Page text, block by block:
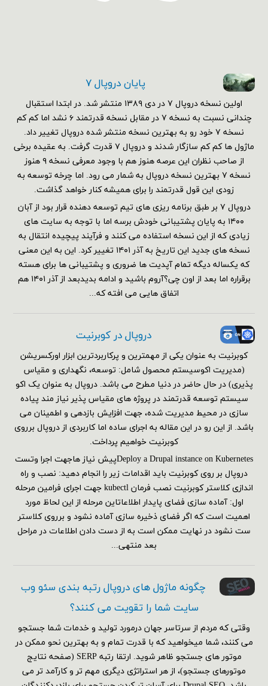
پایان دروپال ۷
اولین نسخه دروپال ۷ در دی ۱۳۸۹ منتشر شد. در ابتدا استقبال
چندانی نسبت به نسخه ۷ در مقابل نسخه قدرتمند ۶ نشد اما کم کم
نسخه ۷ خود رو به بهترین نسخه منتشر شده دروپال تغییر داد.
ماژول ها کم کم سازگار شدند و دروپال ۷ قدرت گرفت. به عقیده برخی
از صاحب نظران این عرصه هنوز هم با وجود معرفی نسخه ۹ هنوز
نسخه ۷ بهترین نسخه دروپال به شمار می رود. اما چرخه توسعه به
زودی این قول قدرتمند را برای همیشه کنار خواهد گذاشت.
دروپال ۷ بر طبق برنامه ریزی های تیم توسعه دهنده قرار بود از آبان
۱۴۰۰ به پایان پشتیبانی خودش برسه اما با توجه به سایت های
زیادی که از این نسخه استفاده می کنند و فرآیند پیچیده انتقال به
نسخه های جدید این تاریخ به آذر ۱۴۰۱ تغییر کرد. این به این معنی
که یکساله دیگه تمام آپدیت ها ضروری و پشتیبانی ها برای هسته
برقراره اما بعد از اون چی؟آروم باشید و ادامه بدیدبعد از آذر ۱۴۰۱ هم
اتفاق هایی می افته که...
دروپال در کوبرنیت
کوبرنیت به عنوان یکی از مهمترین و پرکاربردترین ابزار اورکسریشن
(مدیریت اکوسیستم محصول شامل: توسعه، نگهداری و مقیاس
پذیری) در حال حاضر در دنیا مطرح می باشد. دروپال به عنوان یک اکو
سیستم توسعه قدرتمند در پروژه های مقیاس پذیر نیاز مند پیاده
سازی در محیط مدیریت شده، جهت افزایش بازدهی و اطمینان می
باشد. از این رو در این مقاله به اجرای ساده اما کاربردی از دروپال برروی
کوبرنیت خواهیم پرداخت.
Deploy a Drupal instance on Kubernetesپیش نیاز هاجهت اجرا وتست
دروپال بر روی کوبرنیت باید اقدامات زیر را انجام دهید: نصب و راه
اندازی کلاستر کوبرنیت نصب فرمان kubectl جهت اجرای فرامین مرحله
اول: آماده سازی فضای پایدار اطلاعاتاین مرحله از این لحاظ مورد
اهمیت است که اگر فضای ذخیره سازی آماده نشود و برروی کلاستر
ست نشود در نهایت ممکن است به از دست دادن اطلاعات در مراحل
بعد منتهی...
چگونه ماژول های دروپال رتبه بندی سئو وب
سایت شما را تقویت می کنند؟
وقتی که مردم از سرتاسر جهان درمورد تولید و خدمات شما جستجو
می کنند، شما میخواهید که با قدرت تمام و به بهترین نحو ممکن در
موتور های جستجو ظاهر شوید. ارتقا رتبه SERP (صفحه نتایج
موتورهای جستجو)، از هر استراتژی دیگری مهم تر و کارآمد تر می